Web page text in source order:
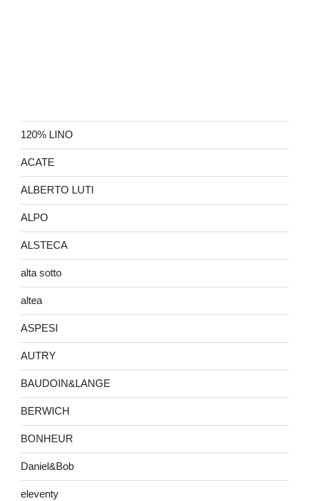
120% LINO
ACATE
ALBERTO LUTI
ALPO
ALSTECA
alta sotto
altea
ASPESI
AUTRY
BAUDOIN&LANGE
BERWICH
BONHEUR
Daniel&Bob
eleventy